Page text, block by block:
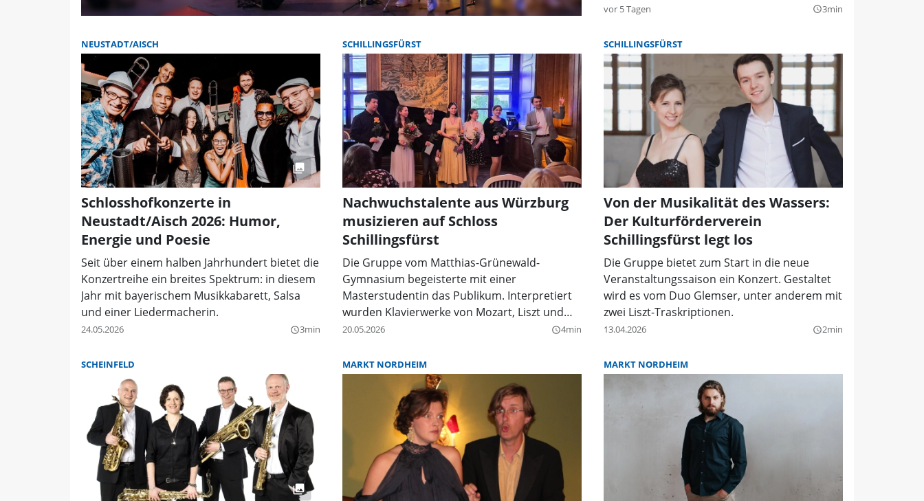
vor 5 Tagen query_builder3min
NEUSTADT/AISCH
Schlosshofkonzerte in
Neustadt/Aisch 2026: Humor,
Energie und Poesie
Seit über einem halben Jahrhundert bietet die
Konzertreihe ein breites Spektrum: in diesem
Jahr mit bayerischem Musikkabarett, Salsa
und einer Liedermacherin.
24.05.2026 query_builder3min
SCHILLINGSFÜRST
Nachwuchstalente aus Würzburg
musizieren auf Schloss
Schillingsfürst
Die Gruppe vom Matthias-Grünewald-
Gymnasium begeisterte mit einer
Masterstudentin das Publikum. Interpretiert
wurden Klavierwerke von Mozart, Liszt und
Brahms.
20.05.2026 query_builder4min
SCHILLINGSFÜRST
Von der Musikalität des Wassers:
Der Kulturförderverein
Schillingsfürst legt los
Die Gruppe bietet zum Start in die neue
Veranstaltungssaison ein Konzert. Gestaltet
wird es vom Duo Glemser, unter anderem mit
zwei Liszt-Traskriptionen.
13.04.2026 query_builder2min
SCHEINFELD MARKT NORDHEIM MARKT NORDHEIM